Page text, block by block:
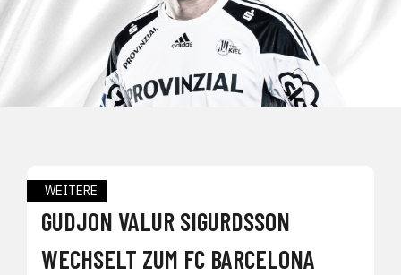
WEITERE
GUDJON VALUR SIGURDSSON
WECHSELT ZUM FC BARCELONA